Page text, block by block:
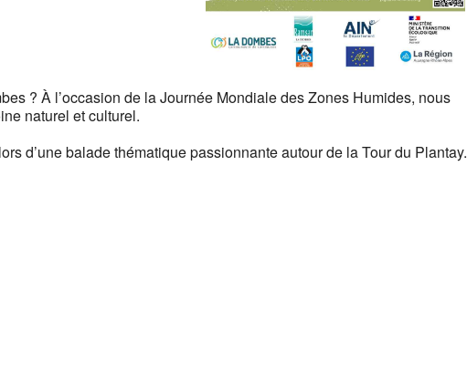
? À l’occasion de la Journée Mondiale des Zones Humides, nous
naturel et culturel.
d’une balade thématique passionnante autour de la Tour du Plantay.